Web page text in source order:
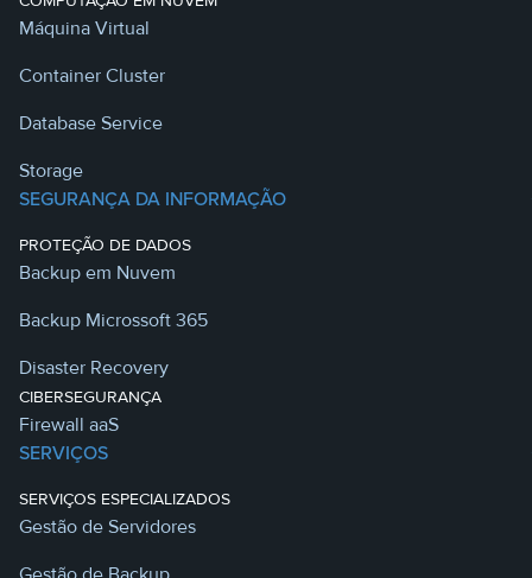
Máquina Virtual
Container Cluster
Database Service
Storage
SEGURANÇA DA INFORMAÇÃO
PROTEÇÃO DE DADOS
Backup em Nuvem
Backup Microssoft 365
Disaster Recovery
CIBERSEGURANÇA
Firewall aaS
SERVIÇOS
SERVIÇOS ESPECIALIZADOS
Gestão de Servidores